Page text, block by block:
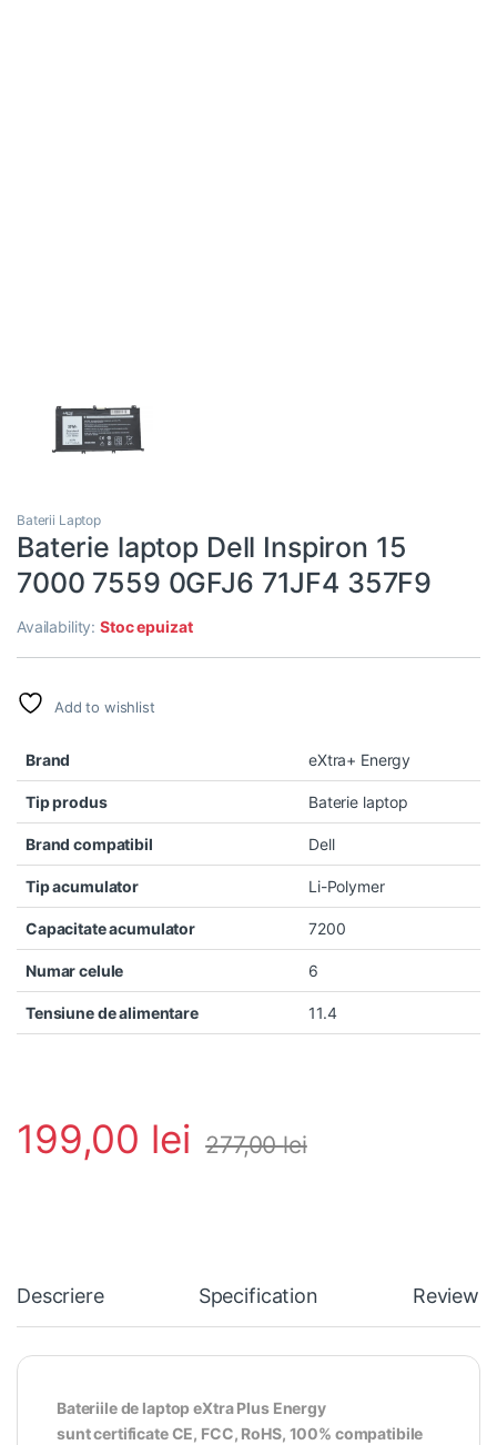
Baterii Laptop
Baterie laptop Dell Inspiron 15
7000 7559 0GFJ6 71JF4 357F9
Availability:Stoc epuizat
Add to wishlist
Brand eXtra+ Energy
Tip produs Baterie laptop
Brand compatibil Dell
Tip acumulator Li-Polymer
Capacitate acumulator 7200
Numar celule 6
Tensiune de alimentare 11.4
199,00 lei 277,00lei
Descriere Specification Reviews
Bateriile de laptop eXtra Plus Energy
sunt certificate CE, FCC, RoHS, 100% compatibile